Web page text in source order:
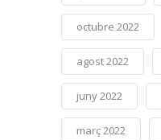
octubre 2022
agost 2022
juny 2022
març 2022